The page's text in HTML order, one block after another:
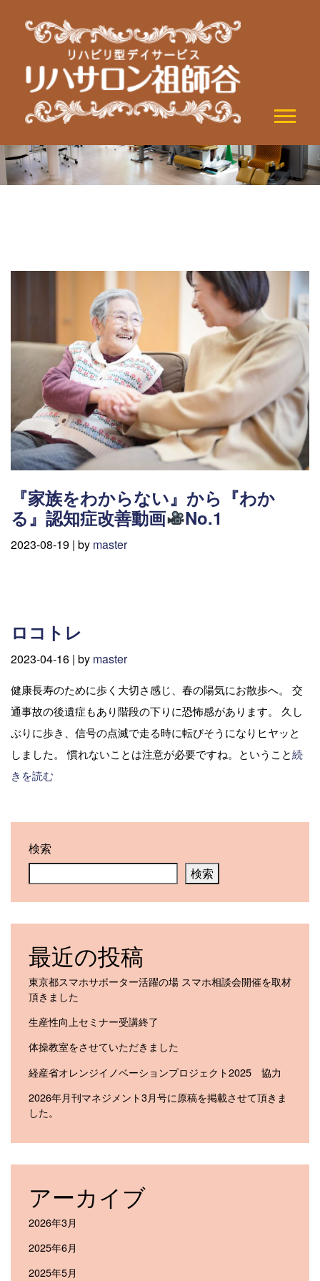
topics
『家族をわからない』から『わか
る』認知症改善動画
No.1
2023-08-19 | by master
ロコトレ
2023-04-16 | by master
健康長寿のために歩く大切さ感じ、春の陽気にお散歩へ。 交
通事故の後遺症もあり階段の下りに恐怖感があります。 久し
ぶりに歩き、信号の点滅で走る時に転びそうになりヒヤッと
しました。 慣れないことは注意が必要ですね。ということ続
きを読む
検索
検索
最近の投稿
東京都スマホサポーター活躍の場 スマホ相談会開催を取材
頂きました
生産性向上セミナー受講終了
体操教室をさせていただきました
経産省オレンジイノベーションプロジェクト2025 協力
2026年月刊マネジメント3月号に原稿を掲載させて頂きま
した。
アーカイブ
2026年3月
2025年6月
2025年5月